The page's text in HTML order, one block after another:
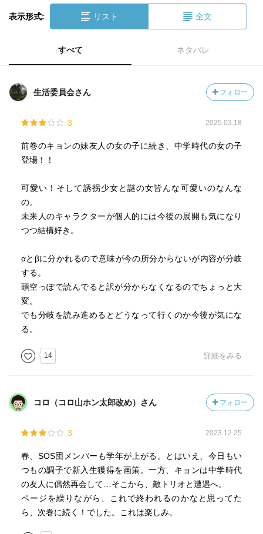
表示形式: リスト 全文
すべて ネタバレ
生活委員会さん フォロー
3 2025.03.18
前巻のキョンの妹友人の女の子に続き、中学時代の女の子
登場！！
可愛い！そして誘拐少女と謎の女皆んな可愛いのなんな
の。
未来人のキャラクターが個人的には今後の展開も気になり
つつ結構好き。
αとβに分かれるので意味が今の所分からないが内容が分岐
する。
頭空っぽで読んでると訳が分からなくなるのでちょっと大
変。
でも分岐を読み進めるとどうなって行くのか今後が気にな
る。
14 詳細をみる
コロ（コロ山ホン太郎改め）さん フォロー
3 2023.12.25
春、SOS団メンバーも学年が上がる。とはいえ、今日もい
つもの調子で新入生獲得を画策。一方、キョンは中学時代
の友人に偶然再会して…そこから、敵トリオと遭遇へ。
ページを繰りながら、これで終われるのかなと思ってた
ら、次巻に続く！でした。これは楽しみ。